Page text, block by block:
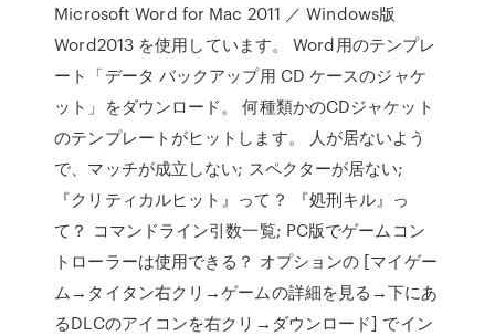
Microsoft Word for Mac 2011 ／ Windows版
Word2013 を使用しています。 Word用のテンプレ
ート「データ バックアップ用 CD ケースのジャケ
ット」をダウンロード。 何種類かのCDジャケット
のテンプレートがヒットします。 人が居ないよう
で、マッチが成立しない; スペクターが居ない;
『クリティカルヒット』って？ 『処刑キル』っ
て？ コマンドライン引数一覧; PC版でゲームコン
トローラーは使用できる？ オプションの [マイゲー
ム→タイタン右クリ→ゲームの詳細を見る→下にあ
るDLCのアイコンを右クリ→ダウンロード] でイン